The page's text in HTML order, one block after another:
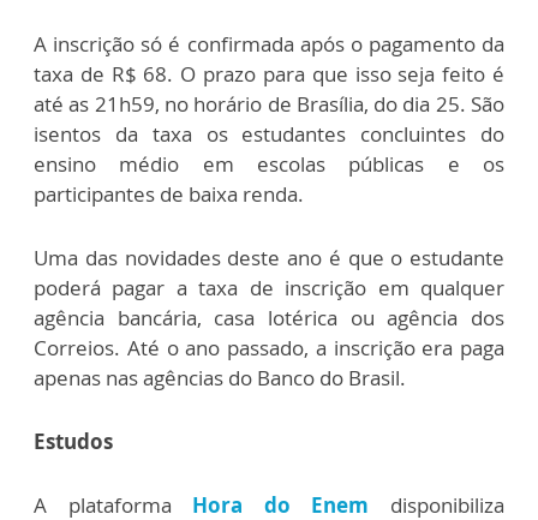
A inscrição só é confirmada após o pagamento da
taxa de R$ 68. O prazo para que isso seja feito é
até as 21h59, no horário de Brasília, do dia 25. São
isentos da taxa os estudantes concluintes do
ensino médio em escolas públicas e os
participantes de baixa renda.
Uma das novidades deste ano é que o estudante
poderá pagar a taxa de inscrição em qualquer
agência bancária, casa lotérica ou agência dos
Correios. Até o ano passado, a inscrição era paga
apenas nas agências do Banco do Brasil.
Estudos
A plataforma Hora do Enem disponibiliza